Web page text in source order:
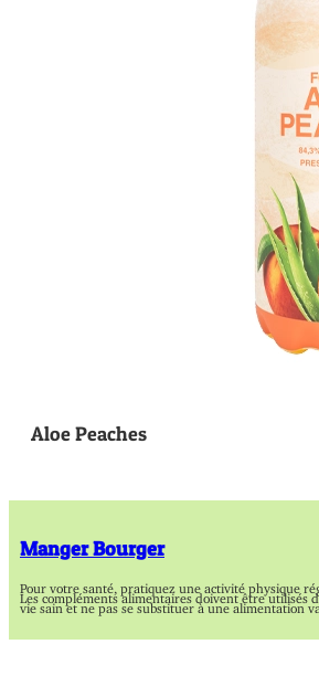
Aloe Peaches
Manger Bourger
Pour votre santé, pratiquez une activité physique
Les compléments alimentaires doivent être utilisés
vie sain et ne pas se substituer à une alimentation